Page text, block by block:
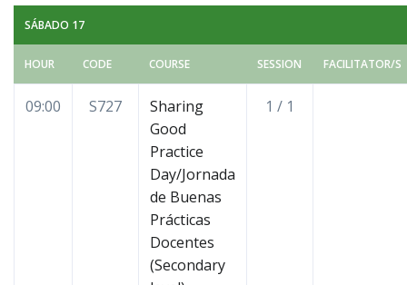
SÁBADO 17
HOUR CODE COURSE SESSION FACILITATOR/S
09:00 S727
Sharing
Good
Practice
Day/Jornada
de Buenas
Prácticas
Docentes
(Secondary
1 / 1